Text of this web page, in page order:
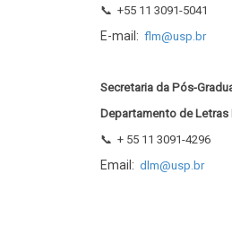
📞 +55 11 3091-5041
E-mail: flm@usp.br
Secretaria da Pós-
Departamento de Letras
📞 + 55 11 3091-4296
Email: dlm@usp.br